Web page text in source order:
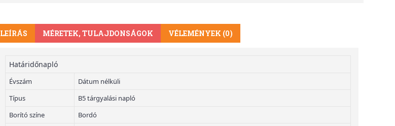
LEÍRÁS MÉRETEK, TULAJDONSÁGOK VÉLEMÉNYEK (0)
Határidőnapló
Évszám
Dátum nélküli
Típus
B5 tárgyalási napló
Borító színe
Bordó